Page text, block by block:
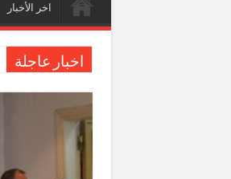
اخر الأخبار
اخبار عاجلة